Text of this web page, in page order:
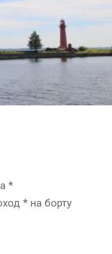
*
* на борту